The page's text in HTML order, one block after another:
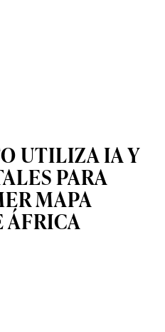
UTILIZA IA Y
PARA
MAPA